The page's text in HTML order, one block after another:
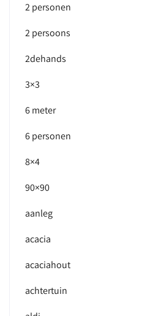
2 personen
2 persoons
2dehands
3×3
6 meter
6 personen
8×4
90×90
aanleg
acacia
acaciahout
achtertuin